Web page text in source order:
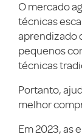
O mercado
técnicas
aprendizado
pequenos
técnicas
Portanto,
melhor
Em 2023, as